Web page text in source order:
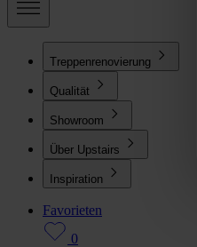
Treppenrenovierung
Qualität
Showroom
Über Upstairs
Inspiration
Favorieten
0